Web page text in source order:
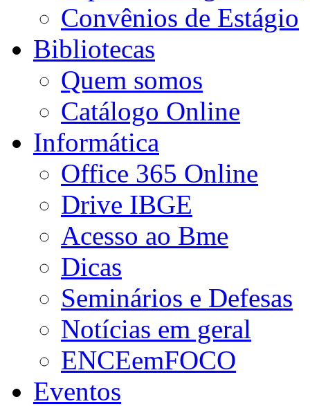
Convênios de Estágio
Bibliotecas
Quem somos
Catálogo Online
Informática
Office 365 Online
Drive IBGE
Acesso ao Bme
Dicas
Seminários e Defesas
Notícias em geral
ENCEemFOCO
Eventos